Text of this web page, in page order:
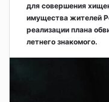
для совершения
имущества жителей
реализации плана
летнего знакомого.